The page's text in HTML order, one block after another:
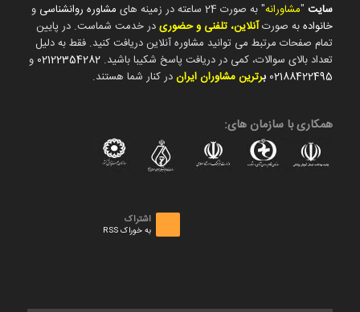
سایت"مشاورانه" به صورت 24 ساعته در زمینه های مشاوره روانشناسی و
خانوادهبه صورتآنلاین، تلفنی و حضوریدر خدمت شماست. در پایین
تمام صفحات مرتبط می توانید مشاوره آنلاین دریافت کنید. فقط به دلیل
تعداد بالای سوالات، کمی در دریافت پاسخ شکیبا باشید. 02122354282 و
02188422495 برترین مشاوران ایراندر کنار شما هستند.
همکاری با سازمان های:
اشتراک
به خوراک RSS